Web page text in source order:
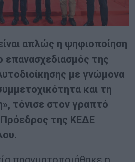
απλώς η ψηφιοποίηση
επανασχεδιασμός της
με γνώμονα
και τη
τόνισε στον γραπτό
της ΚΕΔΕ